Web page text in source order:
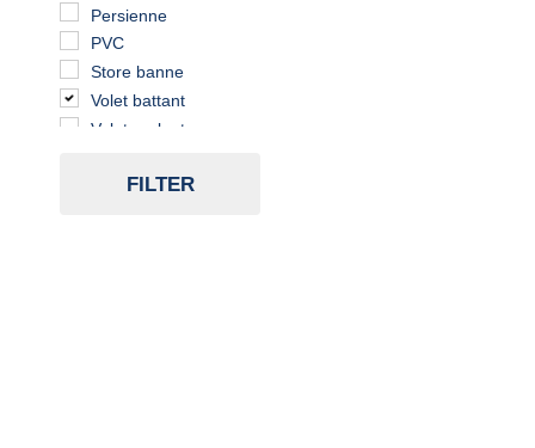
Persienne
PVC
Store banne
Volet battant
Volet roulant
FILTER